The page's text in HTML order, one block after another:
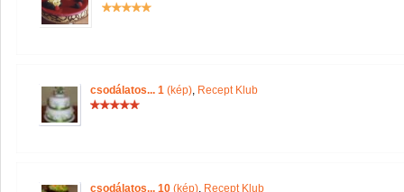
csodálatos... 1 (kép), Recept Klub
csodálatos... 10 (kép), Recept Klub